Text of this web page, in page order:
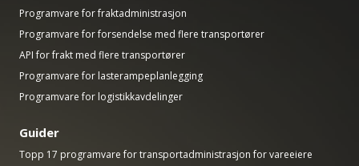
Programvare for fraktadministrasjon
Programvare for forsendelse med flere transportører
API for frakt med flere transportører
Programvare for lasterampeplanlegging
Programvare for logistikkavdelinger
Guider
Topp 17 programvare for transportadministrasjon for vareeiere